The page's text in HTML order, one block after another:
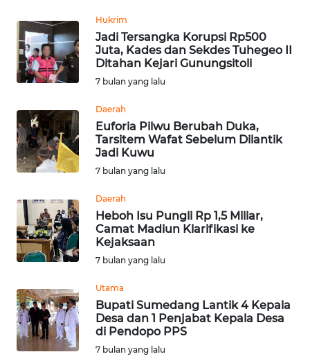
Hukrim
Jadi Tersangka Korupsi Rp500
Juta, Kades dan Sekdes Tuhegeo II
Ditahan Kejari Gunungsitoli
7 bulan yang lalu
Daerah
Euforia Pilwu Berubah Duka,
Tarsitem Wafat Sebelum Dilantik
Jadi Kuwu
7 bulan yang lalu
Daerah
Heboh Isu Pungli Rp 1,5 Miliar,
Camat Madiun Klarifikasi ke
Kejaksaan
7 bulan yang lalu
Utama
Bupati Sumedang Lantik 4 Kepala
Desa dan 1 Penjabat Kepala Desa
di Pendopo PPS
7 bulan yang lalu
WN
KEPRI
WN
WN
PAPUA
BARAT
WN
RIAU
WN
SERAMBI
WN
JAMBI
WN